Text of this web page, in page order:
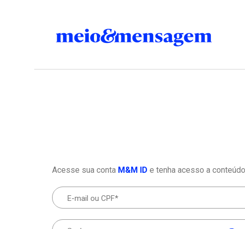
Acesse sua conta M&M ID e tenha acesso a